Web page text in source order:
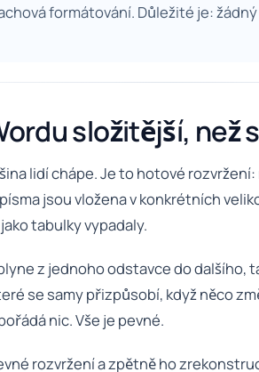
formátování. Důležité je:
složitější, než
lidí chápe. Je to hotové
jsou vložena v konkrétních
tabulky vypadaly.
z jednoho odstavce do
se samy přizpůsobí, když něco
nic. Vše je pevné.
rozvržení a zpětně ho